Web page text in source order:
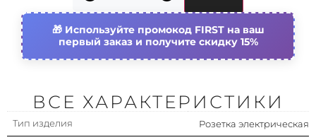
Используйте промокод FIRST на ваш
первый заказ и получите скидку 15%
ВСЕ ХАРАКТЕРИСТИКИ
Тип изделия Розетка электрическая